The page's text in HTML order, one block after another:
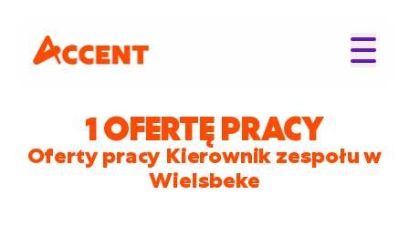
1 OFERTĘ PRACY
Oferty pracy Kierownik zespołu w
Wielsbeke